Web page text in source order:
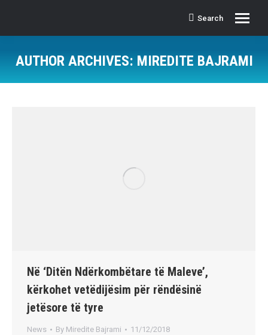
Search:
Search
AUTHOR ARCHIVES: MIREDITE BAJRAMI
Në ‘Ditën Ndërkombëtare të Maleve’,
kërkohet vetëdijësim për rëndësinë
jetësore të tyre
News By Miredite Bajrami 11/12/2018